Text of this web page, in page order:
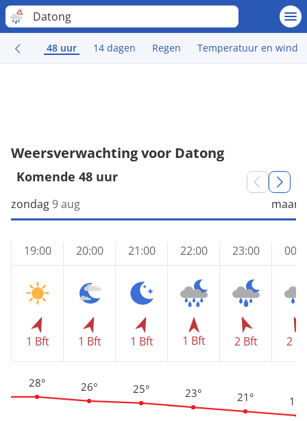
Datong
48 uur 14 dagen Regen Temperatuur en wind
Weersverwachting voor Datong
Komende 48 uur
zondag9 aug
19:00
1 Bft
28°
20:00
1 Bft
26°
21:00
1 Bft
25°
22:00
1 Bft
23°
23:00
2 Bft
21°
2
19°